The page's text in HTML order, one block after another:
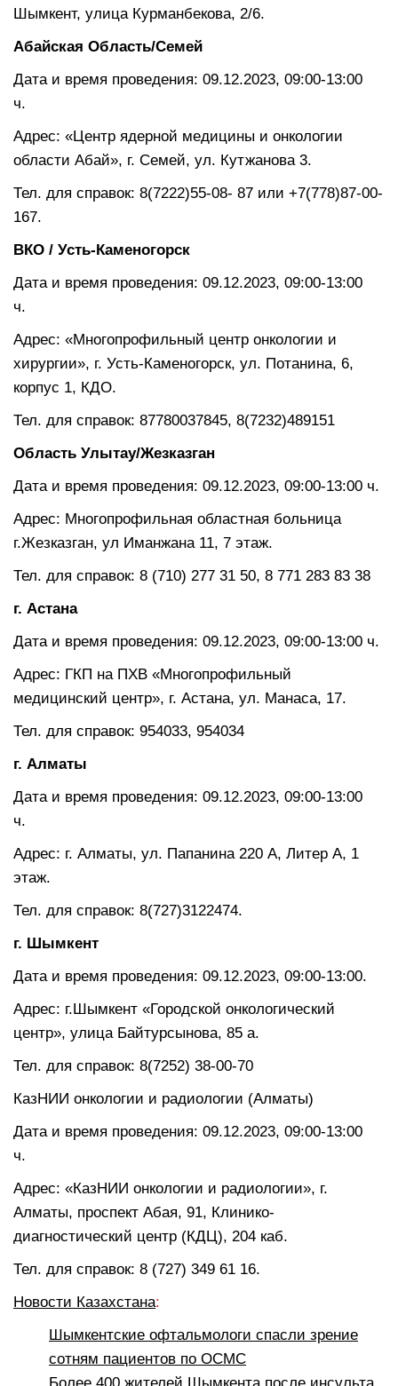
Шымкент, улица Курманбекова, 2/6.
Абайская Область/Семей
Дата и время проведения: 09.12.2023, 09:00-13:00
ч.
Адрес: «Центр ядерной медицины и онкологии
области Абай», г. Семей, ул. Кутжанова 3.
Тел. для справок: 8(7222)55-08- 87 или +7(778)87-00-
167.
ВКО / Усть-Каменогорск
Дата и время проведения: 09.12.2023, 09:00-13:00
ч.
Адрес: «Многопрофильный центр онкологии и
хирургии», г. Усть-Каменогорск, ул. Потанина, 6,
корпус 1, КДО.
Тел. для справок: 87780037845, 8(7232)489151
Область Улытау/Жезказган
Дата и время проведения: 09.12.2023, 09:00-13:00 ч.
Адрес: Многопрофильная областная больница
г.Жезказган, ул Иманжана 11, 7 этаж.
Тел. для справок: 8 (710) 277 31 50, 8 771 283 83 38
г. Астана
Дата и время проведения: 09.12.2023, 09:00-13:00 ч.
Адрес: ГКП на ПХВ «Многопрофильный
медицинский центр», г. Астана, ул. Манаса, 17.
Тел. для справок: 954033, 954034
г. Алматы
Дата и время проведения: 09.12.2023, 09:00-13:00
ч.
Адрес: г. Алматы, ул. Папанина 220 А, Литер А, 1
этаж.
Тел. для справок: 8(727)3122474.
г. Шымкент
Дата и время проведения: 09.12.2023, 09:00-13:00.
Адрес: г.Шымкент «Городской онкологический
центр», улица Байтурсынова, 85 а.
Тел. для справок: 8(7252) 38-00-70
КазНИИ онкологии и радиологии (Алматы)
Дата и время проведения: 09.12.2023, 09:00-13:00
ч.
Адрес: «КазНИИ онкологии и радиологии», г.
Алматы, проспект Абая, 91, Клинико-
диагностический центр (КДЦ), 204 каб.
Тел. для справок: 8 (727) 349 61 16.
Новости Казахстана:
Шымкентские офтальмологи спасли зрение
сотням пациентов по ОСМС
Более 400 жителей Шымкента после инсульта